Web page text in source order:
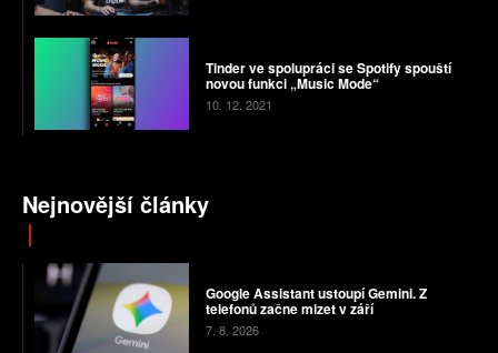
Tinder ve spolupráci se Spotify spouští
novou funkci „Music Mode“
10. 12. 2021
Nejnovější články
Google Assistant ustoupí Gemini. Z
telefonů začne mizet v září
7. 8. 2026